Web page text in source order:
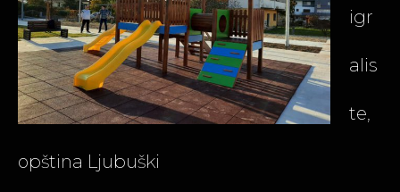
igr
alis
te,
opština Ljubuški